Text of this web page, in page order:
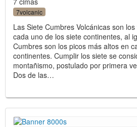
7volcanic
Las Siete Cumbres Volcánicas son
cada uno de los siete continentes, al
Cumbres son los picos más altos en
continentes. Cumplir los siete se
montañismo, postulado por primera
Dos de las…